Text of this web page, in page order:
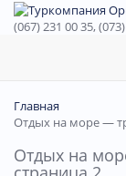
(067) 231 00 35,
Главная
Отдых на море —
Отдых на